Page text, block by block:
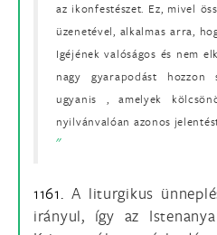
az ikonfestészet. Ez, mivel
üzenetével, alkalmas arra,
Igéjének valóságos és nem
nagy gyarapodást
ugyanis , amelyek
nyilvánvalóan azonos
1161. A liturgikus
irányul, így az